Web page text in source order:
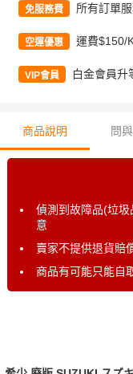
免服務費 所有訂單
空運優惠 運費$150/
VIP會員 白金會員升
商品說明 問
偵測到故障品(垃
意
賣家不提供退貨賠
商品有可能只能自